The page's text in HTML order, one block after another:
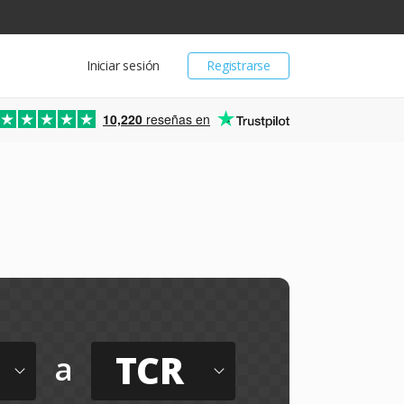
Registrarse
Iniciar sesión
10,220 reseñas en
a TCR